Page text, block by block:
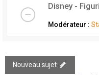
Disney -
Modérateur :
Nouveau sujet